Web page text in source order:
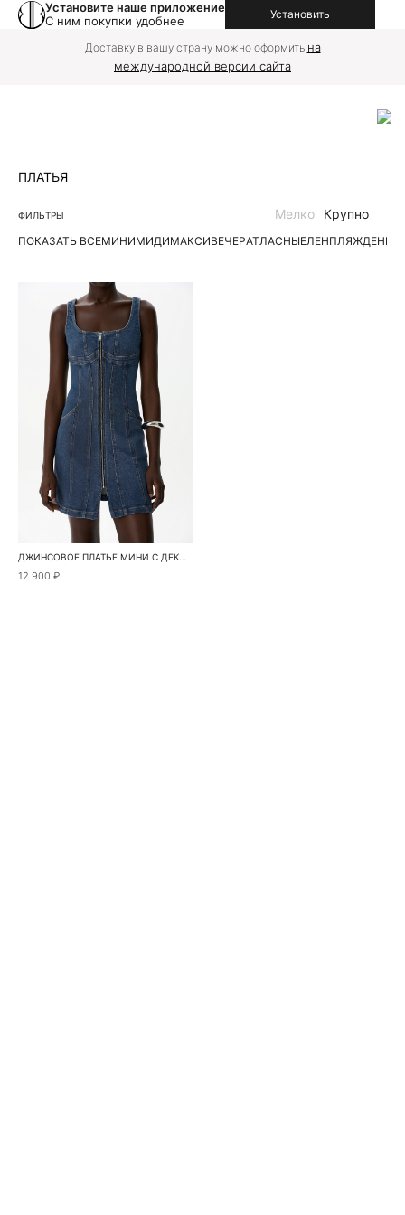
Установите наше приложение
С ним покупки удобнее
Установить
Доставку в вашу страну можно оформить на
международной версии сайта
ПЛАТЬЯ
ФИЛЬТРЫ
ПОКАЗАТЬ ВСЕМИНИМИДИМАКСИВЕЧЕРАТЛАСНЫЕЛЕНПЛЯЖДЕНИМ
Мелко Крупно
ДЖИНСОВОЕ ПЛАТЬЕ МИНИ С ДЕКОРАТИВНЫМИ ШВАМИ
12 900 ₽